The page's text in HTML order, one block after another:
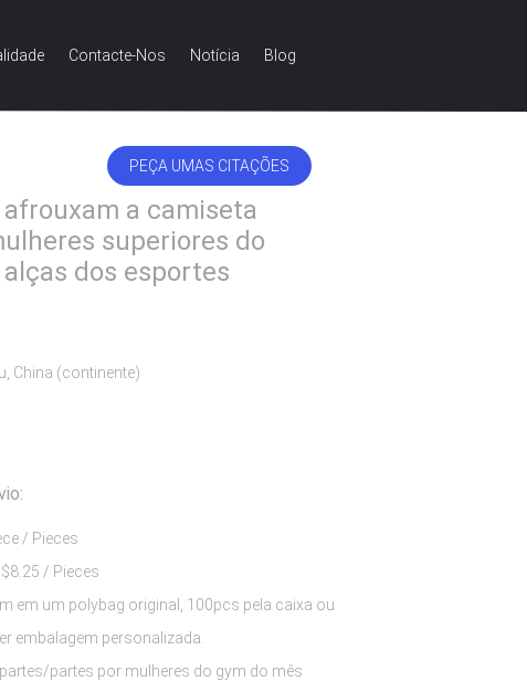
Contacte-Nos Notícia Blog
PEÇA UMAS CITAÇÕES
a camiseta
superiores do
dos esportes
China (continente)
/ Pieces
$6.66 - $8.25 / Pieces
em um polybag original, 100pcs pela caixa ou
embalagem personalizada.
partes por mulheres do gym do mês